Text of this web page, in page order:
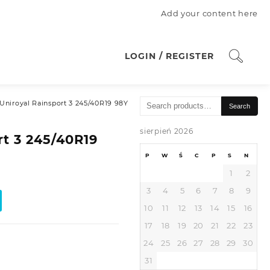
Add your content here
LOGIN / REGISTER
Uniroyal Rainsport 3 245/40R19 98Y
3 245/40R19
Search
Search
sierpień 2026
P W Ś C P S N
1
2
3
4 5 6 7 8
9
10
11 12 13 14 15
16
17
18 19 20 21 22
23
24
25 26 27 28 29
30
31